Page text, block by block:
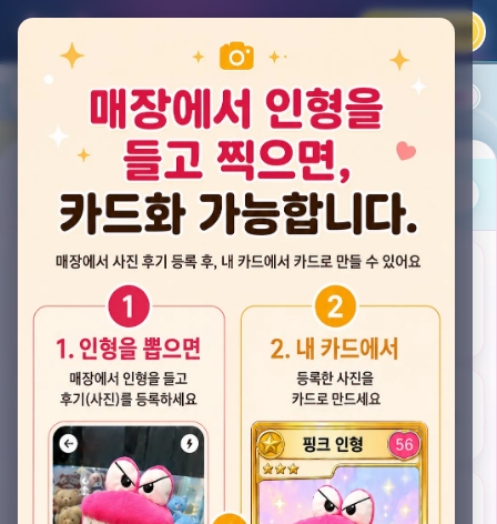
카카오 로그인
평점순 내 주변 즐겨찾기
뽑스 천안 불당점
★★★★☆ 4.2 후기 33
게임플렉스 불당동점
★★★☆☆ 2.5 후기 4
뽑기랜드